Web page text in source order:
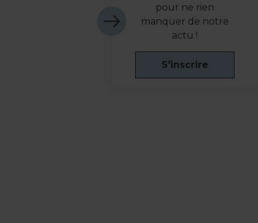
pour ne rien
manquer de notre
actu !
S'inscrire